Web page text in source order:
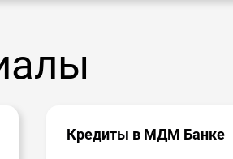
Кредиты в МДМ Банке